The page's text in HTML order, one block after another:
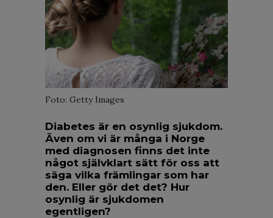
Foto: Getty Images
Diabetes är en osynlig sjukdom.
Även om vi är många i Norge
med diagnosen finns det inte
något självklart sätt för oss att
säga vilka främlingar som har
den. Eller gör det det? Hur
osynlig är sjukdomen
egentligen?